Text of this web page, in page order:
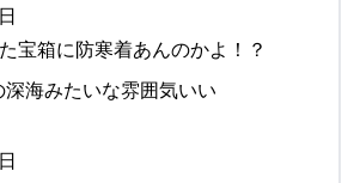
宝箱に防寒着あんのかよ！？